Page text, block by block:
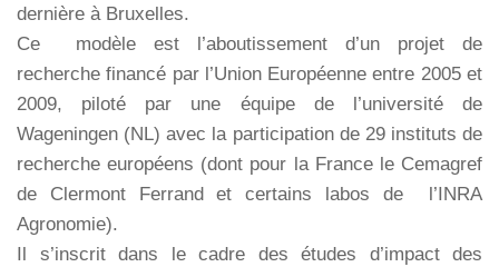
dernière à Bruxelles.
Ce modèle est l’aboutissement d’un projet de
recherche financé par l’Union Européenne entre 2005 et
2009, piloté par une équipe de l’université de
Wageningen (NL) avec la participation de 29 instituts de
recherche européens (dont pour la France le Cemagref
de Clermont Ferrand et certains labos de l’INRA
Agronomie).
Il s’inscrit dans le cadre des études d’impact des